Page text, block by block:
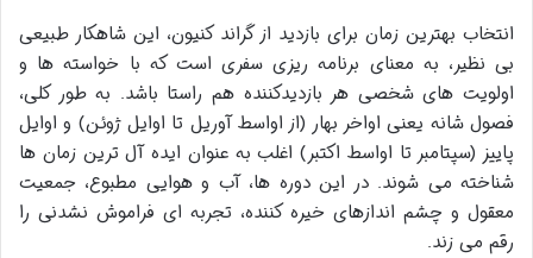
انتخاب بهترین زمان برای بازدید از گراند کنیون، این شاهکار طبیعی
بی نظیر، به معنای برنامه ریزی سفری است که با خواسته ها و
اولویت های شخصی هر بازدیدکننده هم راستا باشد. به طور کلی،
فصول شانه یعنی اواخر بهار (از اواسط آوریل تا اوایل ژوئن) و اوایل
پاییز (سپتامبر تا اواسط اکتبر) اغلب به عنوان ایده آل ترین زمان ها
شناخته می شوند. در این دوره ها، آب و هوایی مطبوع، جمعیت
معقول و چشم اندازهای خیره کننده، تجربه ای فراموش نشدنی را
رقم می زند.